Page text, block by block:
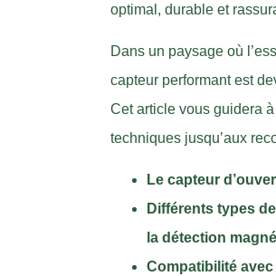
optimal, durable et
Dans un paysage où
capteur performant est
Cet article vous guidera
techniques jusqu’aux
Le capteur
Différents types
la détection
Compatibilité